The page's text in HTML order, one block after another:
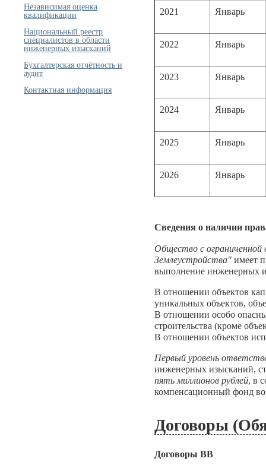
Независимая оценка
квалификации
Национальный реестр
специалистов в области
инженерных изысканий
Бухгалтерская отчётность и
аудит
Контактная информация
2021 Январь
2022 Январь
2023 Январь
2024 Январь
2025 Январь
2026 Январь
Сведения о наличии
Общество с
Землеустройства" имеет
выполнение инженерных
В отношении объектов
уникальных объектов,
В отношении особо
строительства (кроме
В отношении объектов
Первый уровень
инженерных изысканий,
пять миллионов рублей, в
компенсационный фонд
Договоры
Договоры ВВ